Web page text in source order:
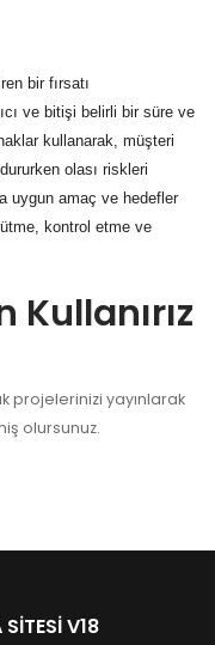
bir fırsatı
ve bitişi belirli bir süre ve
kullanarak, müşteri
olası riskleri
uygun amaç ve hedefler
kontrol etme ve
projelerinizi yayınlarak
olursunuz.
V18